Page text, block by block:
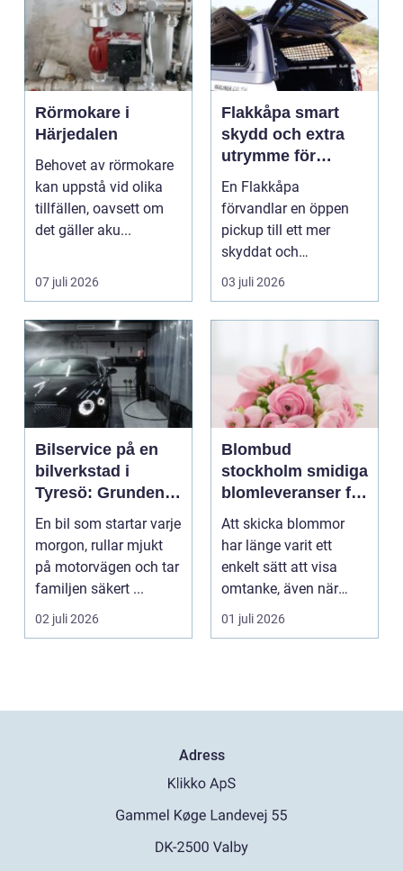
Rörmokare i
Härjedalen
Behovet av rörmokare
kan uppstå vid olika
tillfällen, oavsett om
det gäller aku...
07 juli 2026
Flakkåpa smart
skydd och extra
utrymme för
pickup
En Flakkåpa
förvandlar en öppen
pickup till ett mer
skyddat och
användbart fordon.
Lasten hamnar tor...
03 juli 2026
Bilservice på en
bilverkstad i
Tyresö: Grunden
för en trygg och
hållbar bilvardag
En bil som startar varje
morgon, rullar mjukt
på motorvägen och tar
familjen säkert ...
02 juli 2026
Blombud
stockholm smidiga
blomleveranser för
alla tillfällen
Att skicka blommor
har länge varit ett
enkelt sätt att visa
omtanke, även när
avståndet är stort ell...
01 juli 2026
Adress